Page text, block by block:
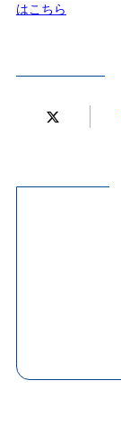
はこちら